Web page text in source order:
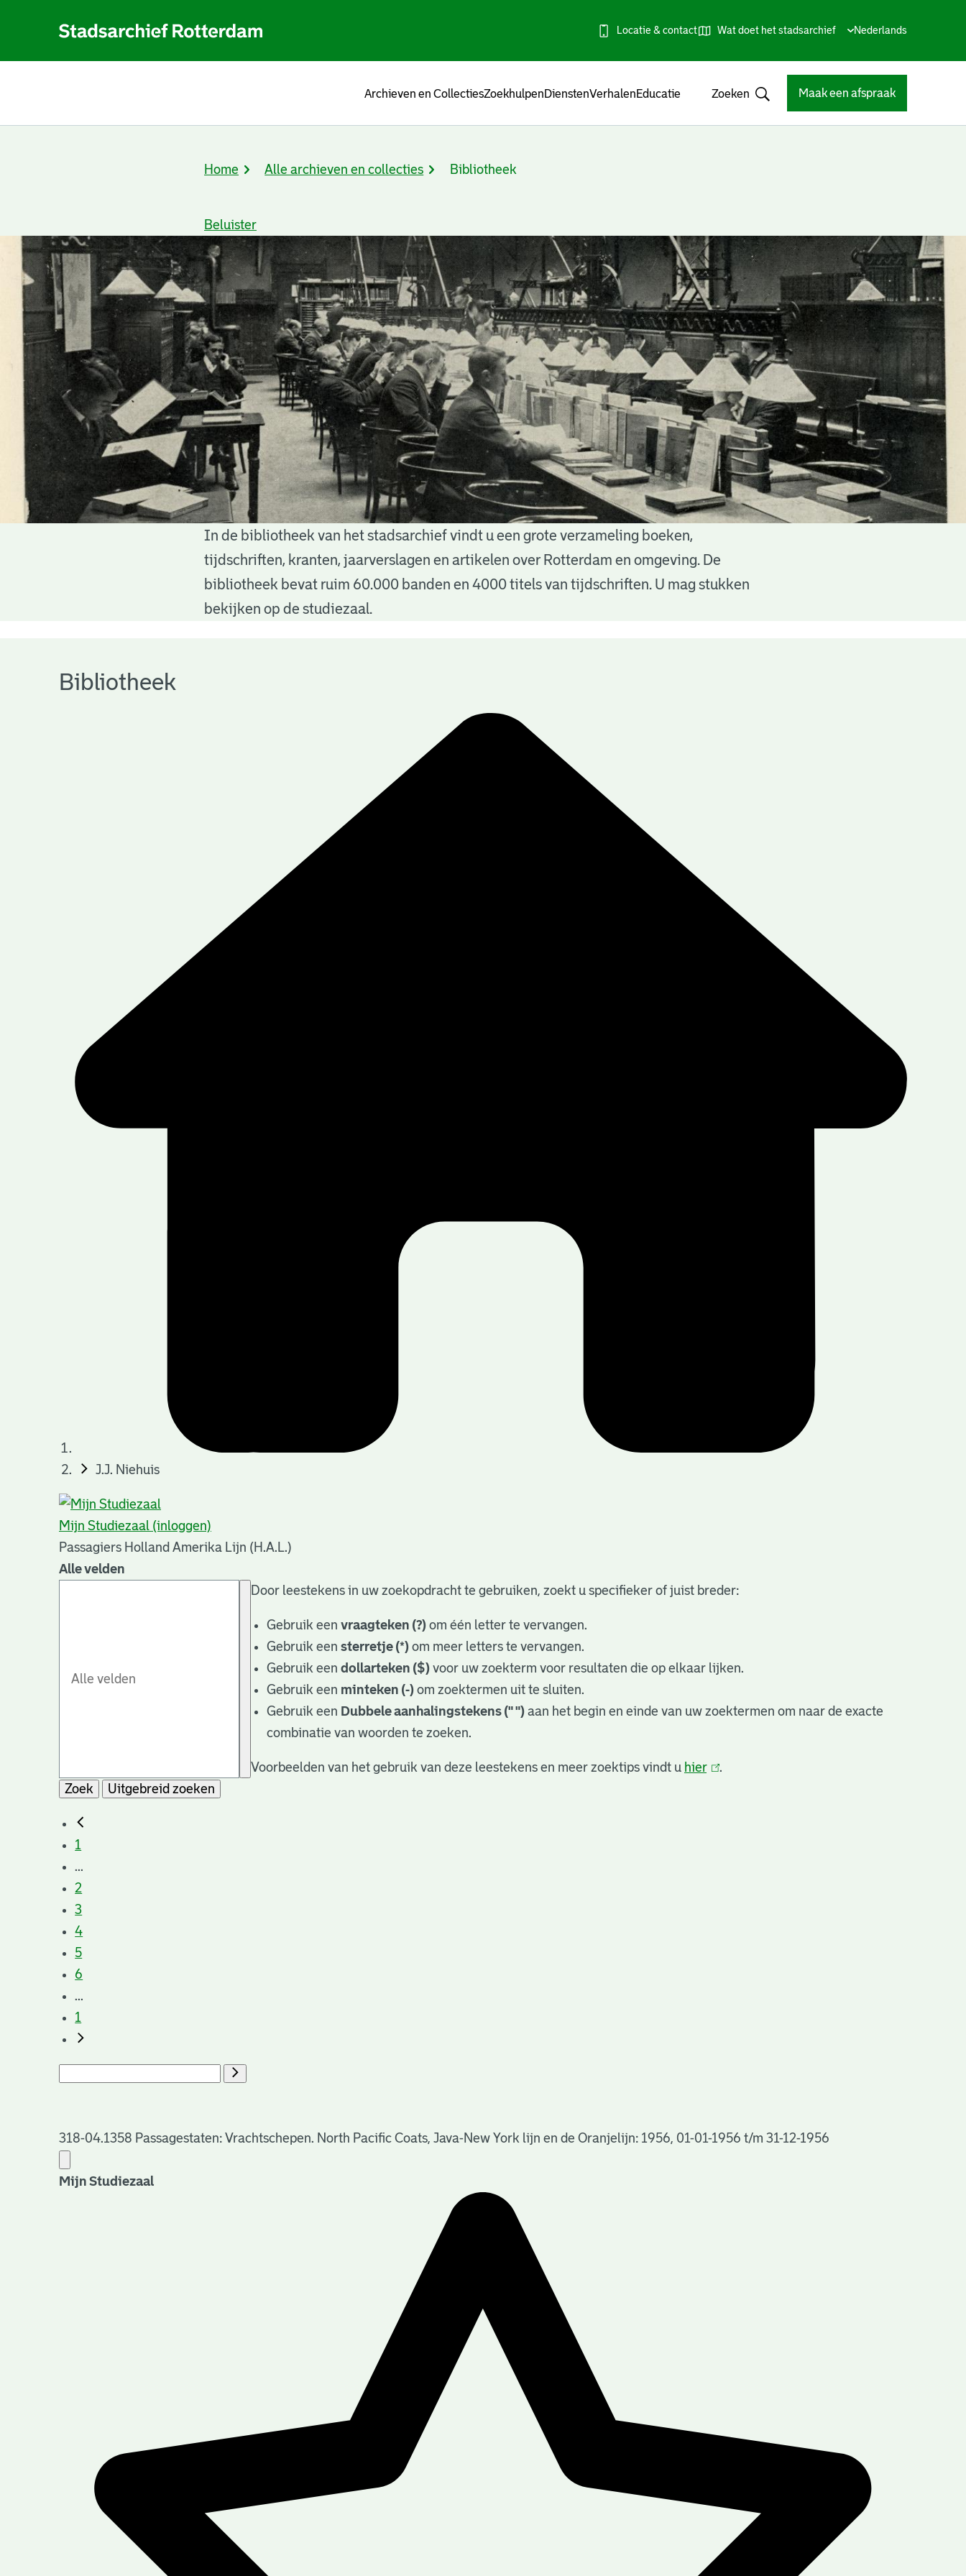
Locatie & contact Wat doet het stadsarchief
Huidige
Nederlands
Archieven en CollectiesZoekhulpenDienstenVerhalenEducatie Zoeken Maak een afspraak
Kruimelpad
Home Alle archieven en collecties Bibliotheek
Beluister
In de bibliotheek van het stadsarchief vindt u een grote verzameling boeken,
tijdschriften, kranten, jaarverslagen en artikelen over Rotterdam en omgeving. De
bibliotheek bevat ruim 60.000 banden en 4000 titels van tijdschriften. U mag stukken
bekijken op de studiezaal.
Bibliotheek
J.J. Niehuis
Mijn Studiezaal (inloggen)
Passagiers Holland Amerika Lijn (H.A.L.)
Alle velden
Door leestekens in uw zoekopdracht te gebruiken, zoekt u specifieker of juist breder:
Gebruik eenvraagteken (?) om één letter te vervangen.
Gebruik eensterretje (*) om meer letters te vervangen.
Gebruik eendollarteken ($) voor uw zoekterm voor resultaten die op elkaar lijken.
Gebruik een minteken (-) om zoektermen uit te sluiten.
Gebruik een Dubbele aanhalingstekens (" ") aan het begin en einde van uw zoektermen om naar de exacte
combinatie van woorden te zoeken.
Voorbeelden van het gebruik van deze leestekens en meer zoektips vindt u hier(link
.
Zoek
Uitgebreid zoeken
1
...
2
3
4
5
6
...
1
318-04.1358 Passagestaten: Vrachtschepen. North Pacific Coats, Java-New York lijn en de Oranjelijn: 1956, 01-01-1956 t/m 31-12-1956
Mijn Studiezaal